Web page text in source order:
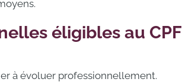
éligibles au CPF
à évoluer professionnellement.